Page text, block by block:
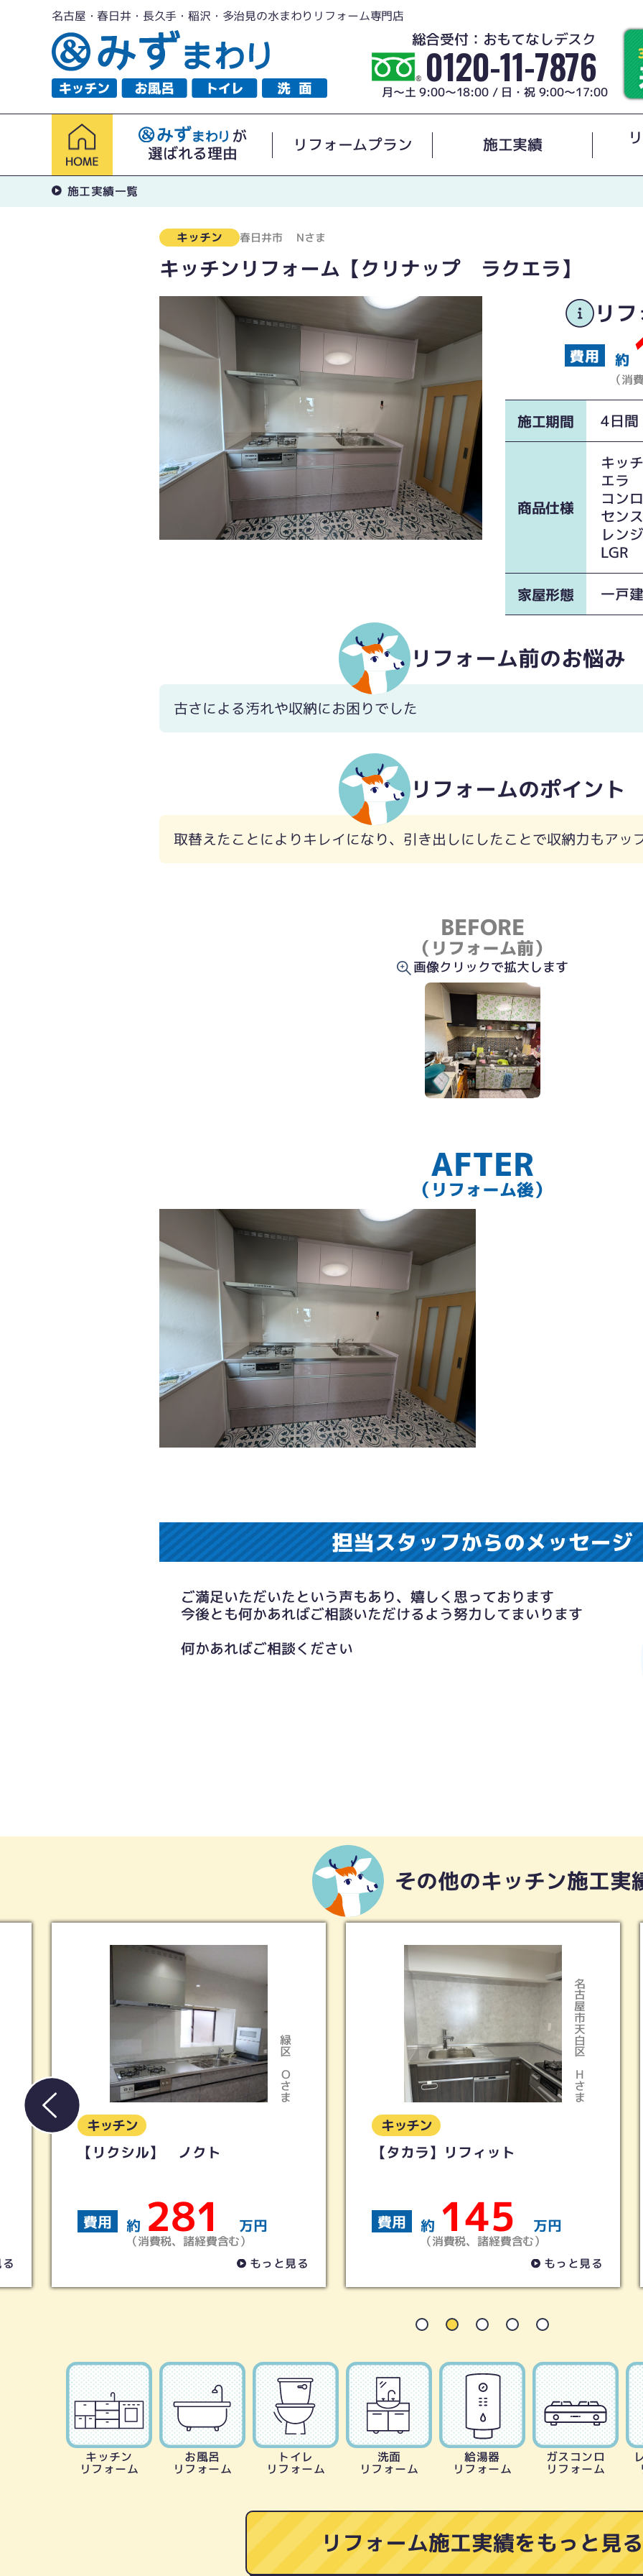
名古屋・春日井・長久手・稲沢・多治見の水まわりリフォーム専門店
総合受付：おもてなしデスク
0120-11-7876
月～土 9:00～18:00 / 日・祝 9:00～17:00
が
選ばれる理由
リフォームプラン 施工実績
施工実績一覧
キッチン 春日井市 Nさま
キッチンリフォーム【クリナップ ラクエラ】
リ
約
（消
施工期間 4日間
商品仕様
キッ
エラ
コン
センス
レン
LGR
家屋形態 一戸
リフォーム前のお悩み
古さによる汚れや収納にお困りでした
リフォームのポイント
取替えたことによりキレイになり、引き出しにしたことで収納力もアッ
BEFORE
（リフォーム前）
画像クリックで拡大します
AFTER
（リフォーム後）
担当スタッフからのメッセージ
ご満足いただいたという声もあり、嬉しく思っております
今後とも何かあればご相談いただけるよう努力してまいります
何かあればご相談ください
その他のキッチン施工実
Oさま
【タカラ】リフィット
費用 145
（消費税、諸経費含む）
ＬＩＸＩＬ シエラ
費用 約 230
（消費税、諸経費含む）
キッチン
リフォーム
お風呂
リフォーム
トイレ
リフォーム
洗面
リフォーム
給湯器
リフォーム
ガスコンロ
リフォーム
リフォーム施工実績をもっと見る